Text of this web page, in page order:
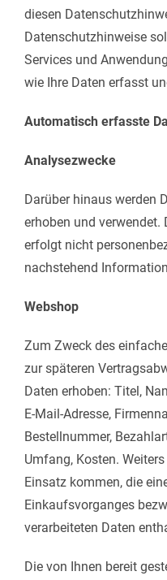
diesen
Datenschutzhinweise
Services und
wie Ihre Daten erfasst
Automatisch erfasste
Analysezwecke
Darüber hinaus werden
erhoben und verwendet.
erfolgt nicht
nachstehend
Webshop
Zum Zweck des
zur späteren
Daten erhoben: Titel,
E-Mail-Adresse,
Bestellnummer,
Umfang, Kosten.
Einsatz kommen, die
Einkaufsvorganges
verarbeiteten Daten
Die von Ihnen bereit